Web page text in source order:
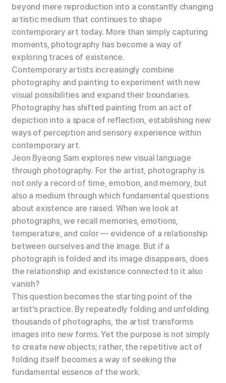
beyond mere reproduction into a constantly changing
artistic medium that continues to shape
contemporary art today. More than simply capturing
moments, photography has become a way of
exploring traces of existence.
Contemporary artists increasingly combine
photography and painting to experiment with new
visual possibilities and expand their boundaries.
Photography has shifted painting from an act of
depiction into a space of reflection, establishing new
ways of perception and sensory experience within
contemporary art.
Jeon Byeong Sam explores new visual language
through photography. For the artist, photography is
not only a record of time, emotion, and memory, but
also a medium through which fundamental questions
about existence are raised. When we look at
photographs, we recall memories, emotions,
temperature, and color — evidence of a relationship
between ourselves and the image. But if a
photograph is folded and its image disappears, does
the relationship and existence connected to it also
vanish?
This question becomes the starting point of the
artist’s practice. By repeatedly folding and unfolding
thousands of photographs, the artist transforms
images into new forms. Yet the purpose is not simply
to create new objects; rather, the repetitive act of
folding itself becomes a way of seeking the
fundamental essence of the work.